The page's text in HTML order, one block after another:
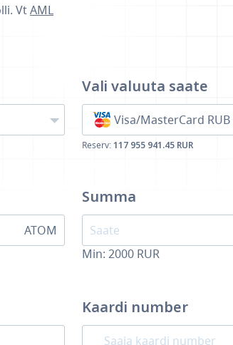
VtAML
ATOM
Vali valuuta saate
Visa/MasterCard RUB
Reserv: 117 955 941.45 RUR
Summa
Min: 2000 RUR
Kaardi number